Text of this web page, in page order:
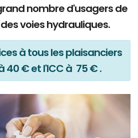
nombre d'usagers de
voies hydrauliques.
à tous les plaisanciers
40 € et l'ICC à 75 € .